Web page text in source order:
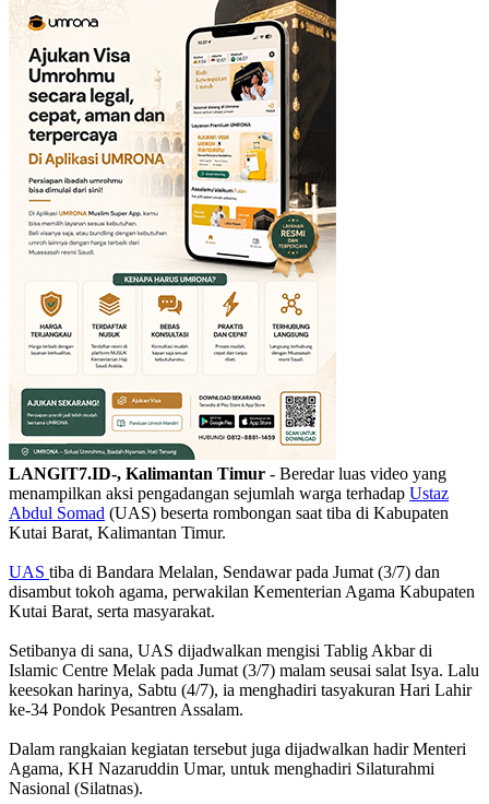
LANGIT7.ID-, Kalimantan Timur - Beredar luas video yang
menampilkan aksi pengadangan sejumlah warga terhadap Ustaz
Abdul Somad (UAS) beserta rombongan saat tiba di Kabupaten
Kutai Barat, Kalimantan Timur.
UAS tiba di Bandara Melalan, Sendawar pada Jumat (3/7) dan
disambut tokoh agama, perwakilan Kementerian Agama Kabupaten
Kutai Barat, serta masyarakat.
Setibanya di sana, UAS dijadwalkan mengisi Tablig Akbar di
Islamic Centre Melak pada Jumat (3/7) malam seusai salat Isya. Lalu
keesokan harinya, Sabtu (4/7), ia menghadiri tasyakuran Hari Lahir
ke-34 Pondok Pesantren Assalam.
Dalam rangkaian kegiatan tersebut juga dijadwalkan hadir Menteri
Agama, KH Nazaruddin Umar, untuk menghadiri Silaturahmi
Nasional (Silatnas).